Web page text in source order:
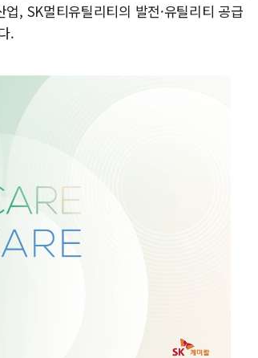
, SK멀티유틸리티의 발전·유틸리티 공급
.